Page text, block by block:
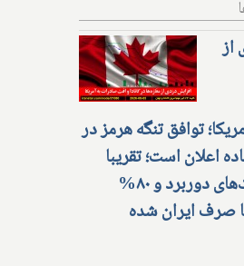
از
توافق تنگه هرمز در
اعلان است؛ تقریبا
تمامی موشک‌های دوربرد و ۸۰%
صرف ایران شده